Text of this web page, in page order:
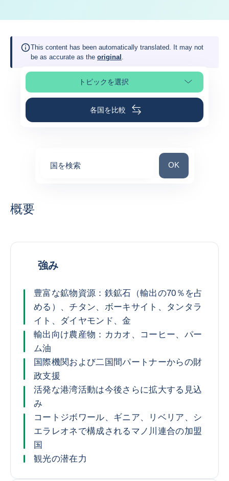
This content has been automatically translated. It may not
be as accurate as the original .
トピックを選択
ページの選択
各国を比較
国を検索 国を検索
OK
概要
強み
豊富な鉱物資源：鉄鉱石（輸出の70％を占
める）、チタン、ボーキサイト、タンタラ
イト、ダイヤモンド、金
輸出向け農産物：カカオ、コーヒー、パー
ム油
国際機関および二国間パートナーからの財
政支援
活発な港湾活動は今後さらに拡大する見込
み
コートジボワール、ギニア、リベリア、シ
エラレオネで構成されるマノ川連合の加盟
国
観光の潜在力